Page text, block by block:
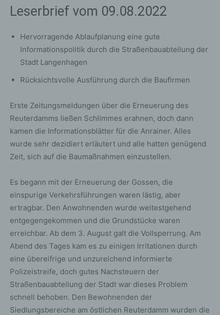
Leserbrief vom 09.08.2022
Hervorragende Ablaufplanung eine gute
Informationspolitik durch die Straßenbauabteilung der
Stadt Langenhagen
Rücksichtsvolle Ausführung durch die Baufirmen
Erste Zeitungsmeldungen über die Erneuerung des
Reuterdamms ließen Schlimmes erahnen, doch dann
kamen die Informationsblätter für die Anrainer. Alles
wurde sehr dezidiert erläutert und alle hatten genügend
Zeit, sich auf die Baumaßnahmen einzustellen.
Es begann mit der Erneuerung der Gossen, die
einspurige Verkehrsführungen waren lästig, aber
ertragbar. Den Anwohnenden wurde weitestgehend
entgegengekommen und die Grundstücke waren
erreichbar. Ab dem 3. August galt die Vollsperrung. Am
Abend des Tages kam es zu einigen Irritationen durch
eine übereifrige und unzureichend informierte
Polizeistreife, doch gutes Nachsteuern der
Straßenbauabteilung der Stadt war dieses Problem
schnell behoben. Den Bewohnenden der
Siedlungsbereiche am östlichen Reuterdamm wurden die